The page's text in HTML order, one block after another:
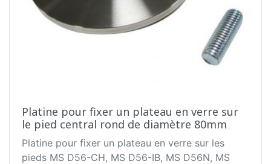
Platine pour fixer un plateau en verre sur
le pied central rond de diamètre 80mm
Platine pour fixer un plateau en verre sur les
pieds MS D56-CH, MS D56-IB, MS D56N, MS